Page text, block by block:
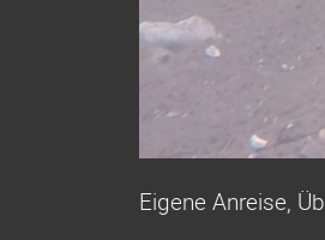
Eigene Anreise,